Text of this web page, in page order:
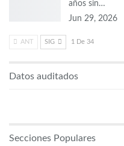
años sin…
Jun 29, 2026
ANT SIG 1 De 34
Datos auditados
Secciones Populares